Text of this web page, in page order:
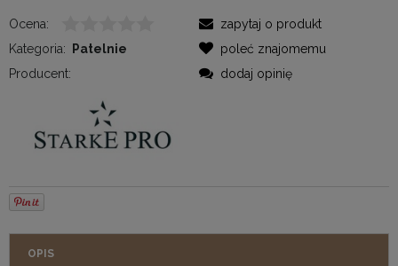
Ocena:
Kategoria:
Patelnie
Producent:
zapytaj o produkt
poleć znajomemu
dodaj opinię
OPIS